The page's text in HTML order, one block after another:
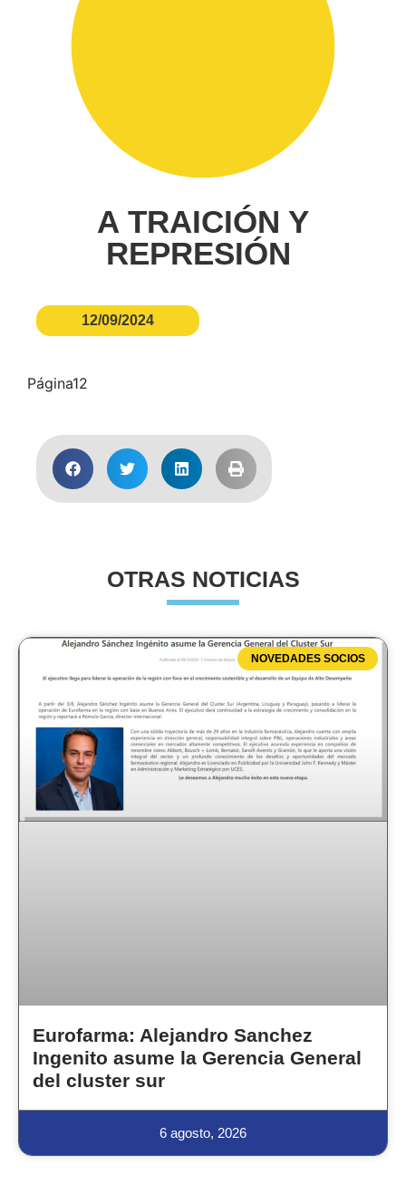
A TRAICIÓN Y
REPRESIÓN
12/09/2024
Página12
OTRAS NOTICIAS
NOVEDADES SOCIOS
Eurofarma: Alejandro Sanchez
Ingenito asume la Gerencia General
del cluster sur
6 agosto, 2026